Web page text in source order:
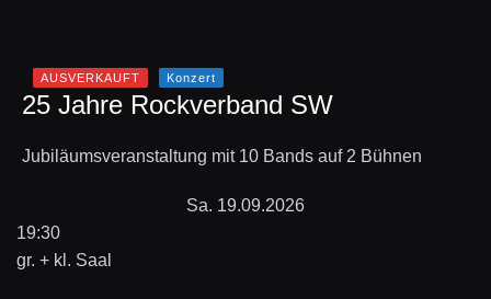
AUSVERKAUFT Konzert
25 Jahre Rockverband SW
Jubiläumsveranstaltung mit 10 Bands auf 2 Bühnen
Sa. 19.09.2026
19:30
gr. + kl. Saal